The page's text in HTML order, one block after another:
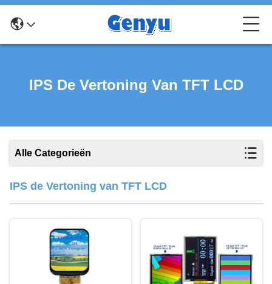
IPS De Vertoning Van TFT LCD
Alle Categorieën
IPS de Vertoning van TFT LCD